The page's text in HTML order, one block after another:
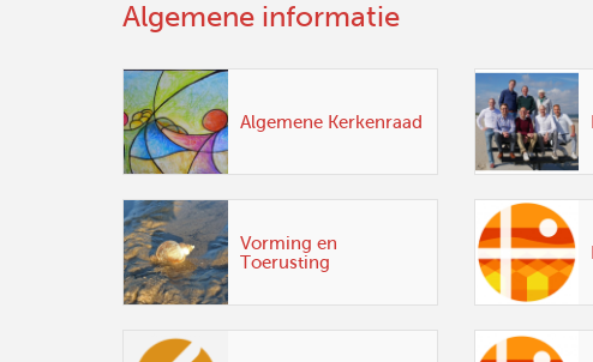
Algemene informatie
Algemene Kerkenraad
Vorming en
Toerusting